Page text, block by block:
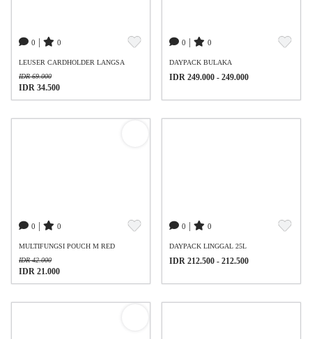
0 0
LEUSER CARDHOLDER LANGSA
IDR 69.000
IDR 34.500
0 0
DAYPACK BULAKA
IDR 249.000 - 249.000
0 0
MULTIFUNGSI POUCH M RED
IDR 42.000
IDR 21.000
0 0
DAYPACK LINGGAL 25L
IDR 212.500 - 212.500